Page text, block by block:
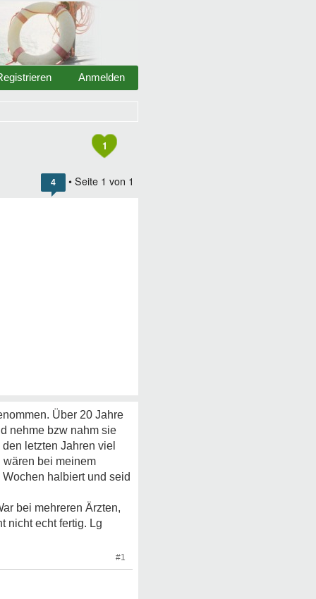
Anmelden
1
4 • Seite 1 von 1
Über 20 Jahre
nehme bzw nahm sie
letzten Jahren viel
bei meinem
halbiert und seid
bei mehreren Ärzten,
nicht echt fertig. Lg
#1